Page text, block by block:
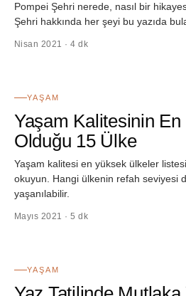
Pompei Şehri nerede, nasıl bir
Şehri hakkında her şeyi bu yazıda
Nisan 2021 · 4 dk
YAŞAM
Yaşam Kalitesinin
Olduğu 15 Ülke
Yaşam kalitesi en yüksek ülkeler
okuyun. Hangi ülkenin refah seviyesi
yaşanılabilir.
Mayıs 2021 · 5 dk
YAŞAM